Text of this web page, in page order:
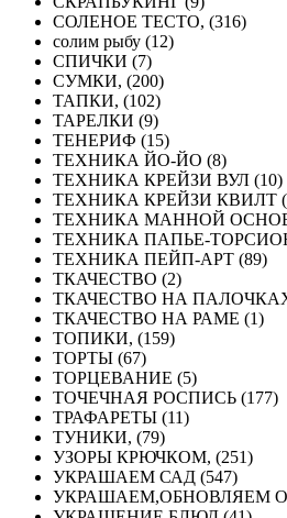
СОЛЕНОЕ ТЕСТО, (316)
солим рыбу (12)
СПИЧКИ (7)
СУМКИ, (200)
ТАПКИ, (102)
ТАРЕЛКИ (9)
ТЕНЕРИФ (15)
ТЕХНИКА ЙО-ЙО (8)
ТЕХНИКА КРЕЙЗИ ВУЛ (10)
ТЕХНИКА КРЕЙЗИ КВИЛТ
ТЕХНИКА МАННОЙ
ТЕХНИКА ПАПЬЕ-
ТЕХНИКА ПЕЙП-АРТ (89)
ТКАЧЕСТВО (2)
ТКАЧЕСТВО НА
ТКАЧЕСТВО НА РАМЕ (1)
ТОПИКИ, (159)
ТОРТЫ (67)
ТОРЦЕВАНИЕ (5)
ТОЧЕЧНАЯ РОСПИСЬ (177)
ТРАФАРЕТЫ (11)
ТУНИКИ, (79)
УЗОРЫ КРЮЧКОМ, (251)
УКРАШАЕМ САД (547)
УКРАШАЕМ,ОБНОВЛЯЕМ